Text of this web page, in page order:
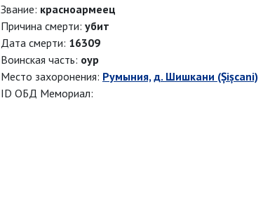
Звание: красноармеец
Причина смерти: убит
Дата смерти: 16309
Воинская часть: оур
Место захоронения: Румыния, д. Шишкани (Șișcani)
ID ОБД Мемориал: